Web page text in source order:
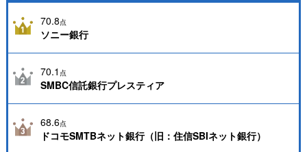
70.8点
ソニー銀行
70.1 点
SMBC信託銀行プレスティア
68.6点
ドコモSMTBネット銀行（旧：住信SBIネット銀行）